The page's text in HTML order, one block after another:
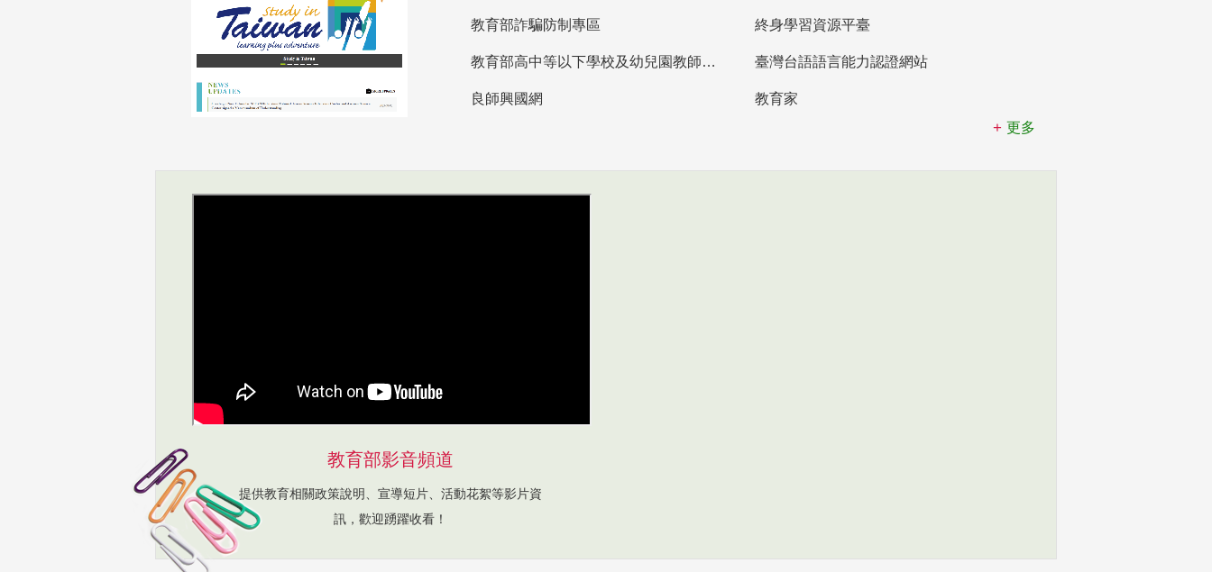
教育部詐騙防制專區 終身學習資源平臺
教育部高中等以下學校及幼兒園教師資格檢定考試 臺灣台語語言能力認證網站
良師興國網
教育家
更多
教育部影音頻道
提供教育相關政策說明、宣導短片、活動花絮等影片資
訊，歡迎踴躍收看！